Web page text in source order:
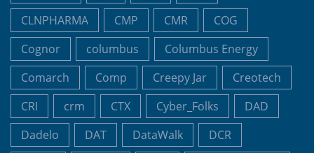
CLNPHARMA
CMP CMR
COG
Cognor
columbus
Columbus Energy
Comarch
Comp Creepy Jar
Creotech
CRI
crm CTX Cyber_Folks
DAD
Dadelo
DAT DataWalk
DCR